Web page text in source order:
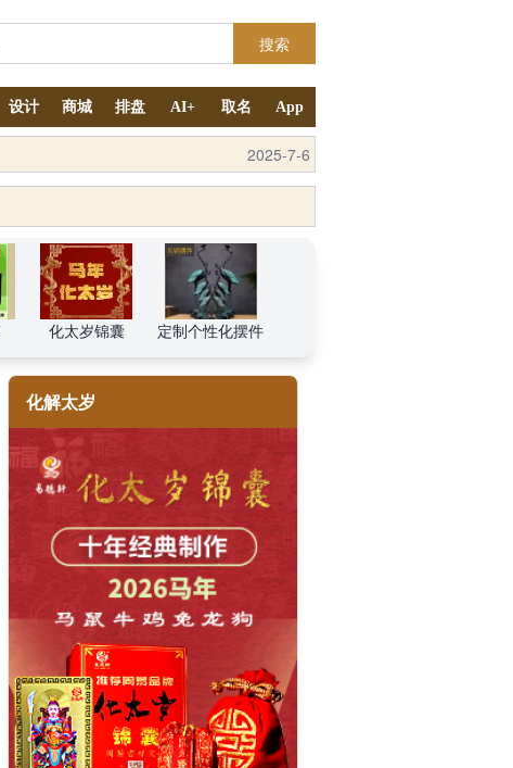
搜索
设计 商城 排盘 AI+ 取名 App
2025-9-4
化太岁锦囊 定制个性化摆件
化解太岁